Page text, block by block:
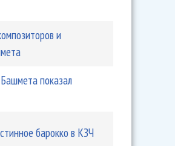
в «Видный миру смех и
и
показал
барокко в КЗЧ